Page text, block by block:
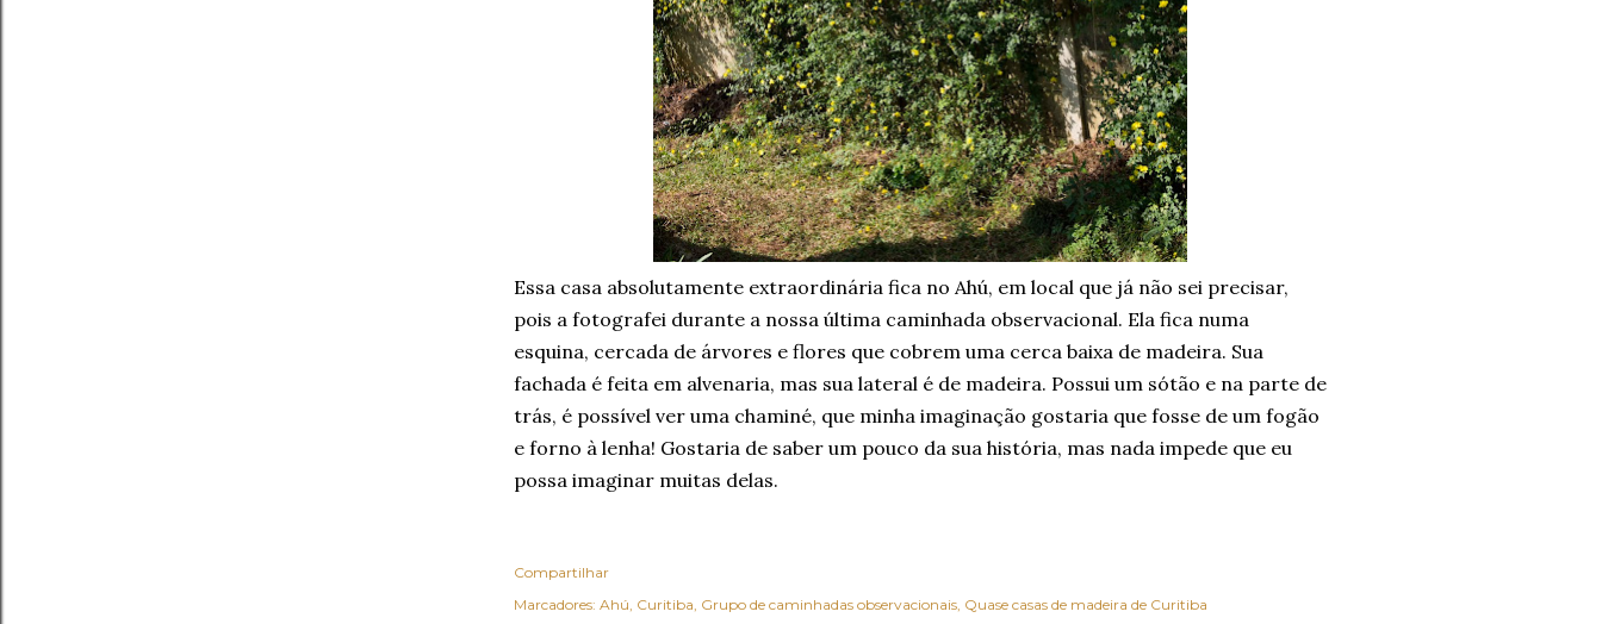
Essa casa absolutamente extraordinária fica no Ahú, em local que já não sei precisar,
pois a fotografei durante a nossa última caminhada observacional. Ela fica numa
esquina, cercada de árvores e flores que cobrem uma cerca baixa de madeira. Sua
fachada é feita em alvenaria, mas sua lateral é de madeira. Possui um sótão e na parte de
trás, é possível ver uma chaminé, que minha imaginação gostaria que fosse de um fogão
e forno à lenha! Gostaria de saber um pouco da sua história, mas nada impede que eu
possa imaginar muitas delas.
Compartilhar
Marcadores: Ahú Curitiba Grupo de caminhadas observacionais Quase casas de madeira de Curitiba